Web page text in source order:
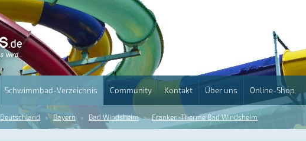
Schwimmbad-Verzeichnis Community Kontakt Über uns Online-Shop
Deutschland Bayern Bad Windsheim Franken-Therme Bad Windsheim